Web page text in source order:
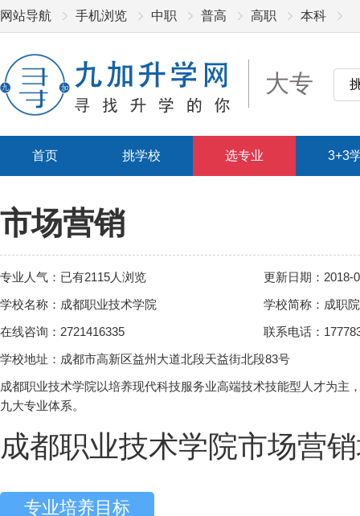
网站导航 手机浏览 中职 普高 高职 本科
大专
首页 挑学校 选专业 3+3
市场营销
专业人气：已有2115人浏览
更新日期：2018-
学校名称：成都职业技术学院
学校简称：成职院
在线咨询：2721416335
联系电话：
学校地址：成都市高新区益州大道北段天益街北段83号
成都职业技术学院以培养现代科技服务业高端技术技能型人才为
九大专业体系。
成都职业技术学院市场营
专业培养目标